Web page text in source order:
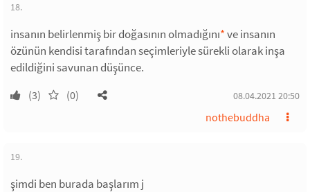
18.
insanın belirlenmiş bir doğasının olmadığını*ve insanın
özünün kendisi tarafından seçimleriyle sürekli olarak inşa
edildiğini savunan düşünce.
(3) (0) 08.04.2021 20:50
nothebuddha
19.
şimdi ben burada başlarım j